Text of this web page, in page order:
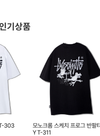
로64, 1235호
기상품
303
모노크롬 스케치 프로그 반팔
YT-311